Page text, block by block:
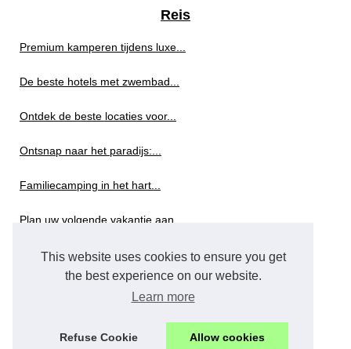
This website uses cookies to ensure you get
the best experience on our website.
Learn more
Refuse Cookie Allow cookies
Reis
Premium kamperen tijdens luxe...
De beste hotels met zwembad...
Ontdek de beste locaties voor...
Ontsnap naar het paradijs:...
Familiecamping in het hart...
Plan uw volgende vakantie aan...
Top 5 eco campings in...
Toerisme
Geniet van de adembenemende...